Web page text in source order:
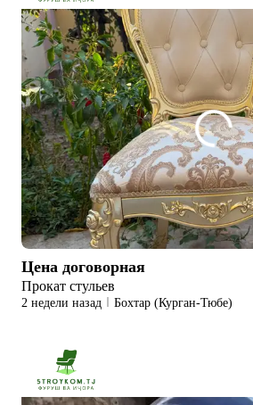
Цена договорная
Прокат стульев
2 недели назад Бохтар (Курган-Тюбе)